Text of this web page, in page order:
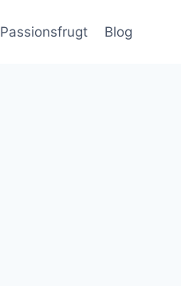
Passionsfrugt Blog